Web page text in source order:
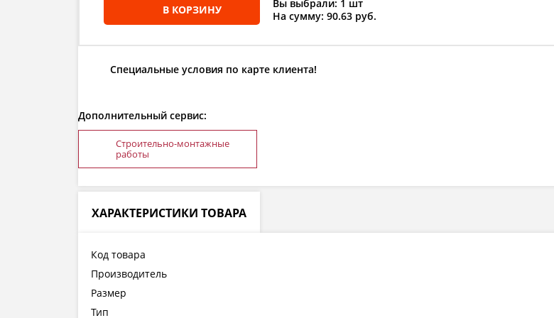
В КОРЗИНУ
Вы выбрали: 1 шт
На сумму: 90.63 руб.
Специальные условия по карте клиента!
Дополнительный сервис:
Строительно-монтажные
работы
ХАРАКТЕРИСТИКИ ТОВАРА
Код товара
Производитель
Размер
Тип